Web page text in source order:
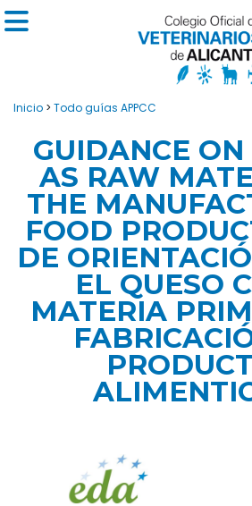
Inicio > Todo guías APPCC
GUIDANCE ON
AS RAW
THE
FOOD
DE
EL QUESO
MATERIA